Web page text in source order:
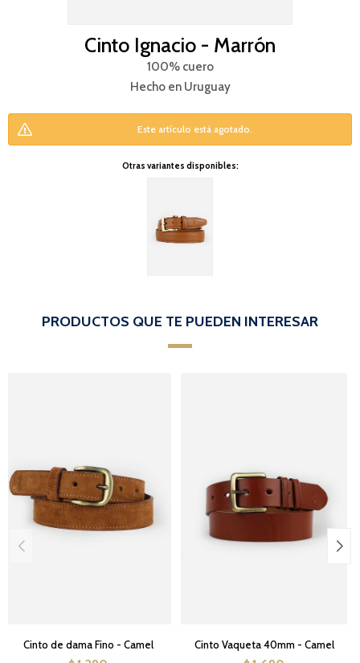
Cinto Ignacio - Marrón
100% cuero
Hecho en Uruguay
Este artículo está agotado.
Otras variantes disponibles:
PRODUCTOS QUE TE PUEDEN INTERESAR
Cinto de dama Fino - Camel Cinto Vaqueta 40mm - Camel